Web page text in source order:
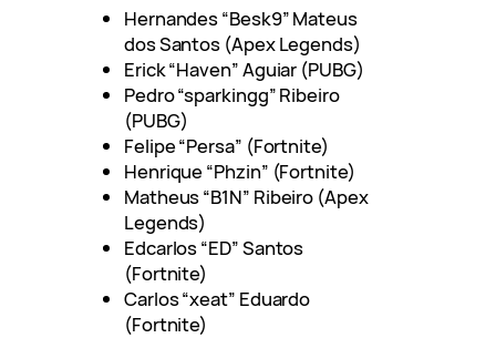
Hernandes “Besk9” Mateus
dos Santos (Apex Legends)
Erick “Haven” Aguiar (PUBG)
Pedro “sparkingg” Ribeiro
(PUBG)
Felipe “Persa” (Fortnite)
Henrique “Phzin” (Fortnite)
Matheus “B1N” Ribeiro (Apex
Legends)
Edcarlos “ED” Santos
(Fortnite)
Carlos “xeat” Eduardo
(Fortnite)